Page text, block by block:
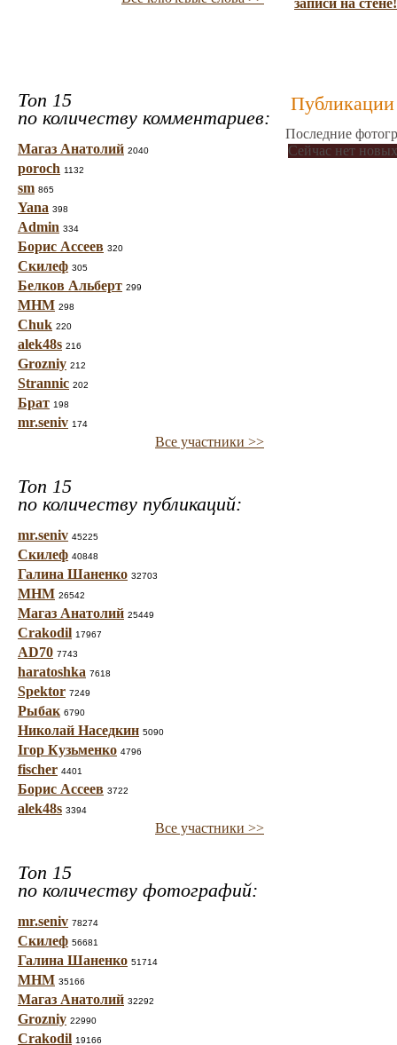
Топ 15
по количеству комментариев:
Магаз Анатолий 2040
poroch 1132
sm 865
Yana 398
Admin 334
Борис Ассеев 320
Скилеф 305
Белков Альберт 299
МНМ 298
Chuk 220
alek48s 216
Grozniy 212
Strannic 202
Брат 198
mr.seniv 174
Все участники >>
Топ 15
по количеству публикаций:
mr.seniv 45225
Скилеф 40848
Галина Шаненко 32703
МНМ 26542
Магаз Анатолий 25449
Crakodil 17967
AD70 7743
haratoshka 7618
Spektor 7249
Рыбак 6790
Николай Наседкин 5090
Ігор Кузьменко 4796
fischer 4401
Борис Ассеев 3722
alek48s 3394
Все участники >>
Топ 15
по количеству фотографий:
mr.seniv 78274
Скилеф 56681
Галина Шаненко 51714
МНМ 35166
Магаз Анатолий 32292
Grozniy 22990
Crakodil 19166
записи на стене!
Публикации
Последние
Сейчас нет